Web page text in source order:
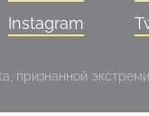
Instagram
признанной